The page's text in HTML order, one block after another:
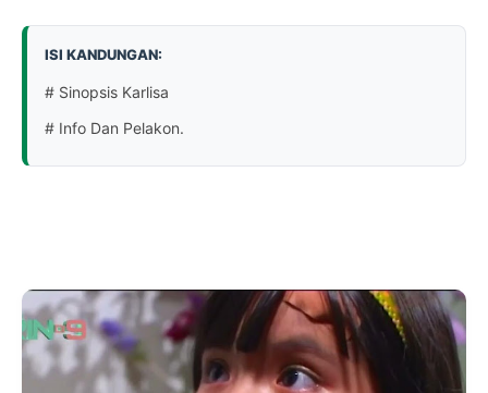
ISI KANDUNGAN:
# Sinopsis Karlisa
# Info Dan Pelakon.